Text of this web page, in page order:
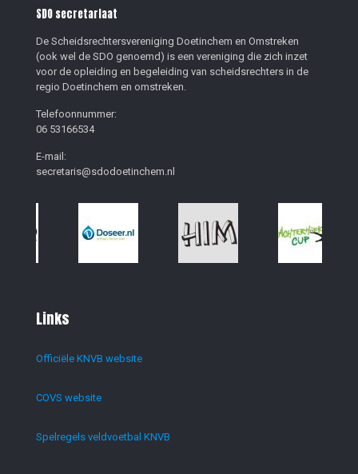
SDO secretariaat
De Scheidsrechtersvereniging Doetinchem en Omstreken
(ook wel de SDO genoemd) is een vereniging die zich inzet
voor de opleiding en begeleiding van scheidsrechters in de
regio Doetinchem en omstreken.
Telefoonnummer:
06 53166534
E-mail:
secretaris@sdodoetinchem.nl
Links
Officiële KNVB website
COVS website
Spelregels veldvoetbal KNVB